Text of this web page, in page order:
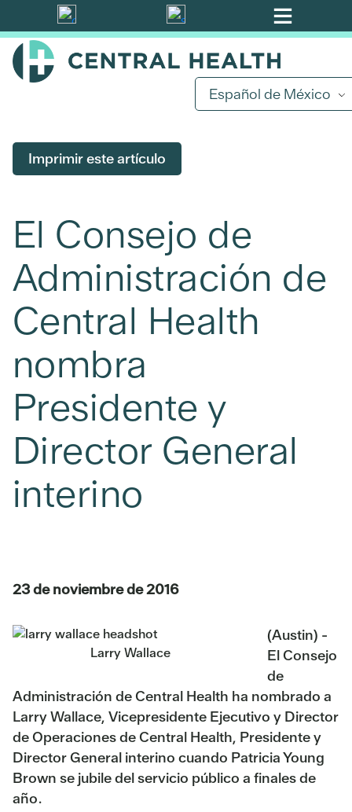
Ir
al
contenido
Español de México
Imprimir este artículo
El Consejo de
Administración de
Central Health
nombra
Presidente y
Director General
interino
23 de noviembre de 2016
Larry Wallace
(Austin) -
El Consejo
de
Administración de Central Health ha nombrado a
Larry Wallace, Vicepresidente Ejecutivo y Director
de Operaciones de Central Health, Presidente y
Director General interino cuando Patricia Young
Brown se jubile del servicio público a finales de
año.